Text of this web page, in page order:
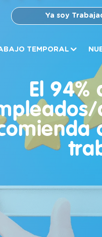
Ya soy
TEMPORAL
El 94%